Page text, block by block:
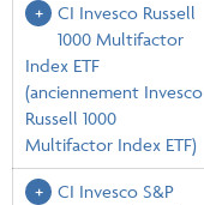
CI Invesco Russell
1000 Multifactor
Index ETF
(anciennement Invesco
Russell 1000
Multifactor Index ETF)
CI Invesco S&P